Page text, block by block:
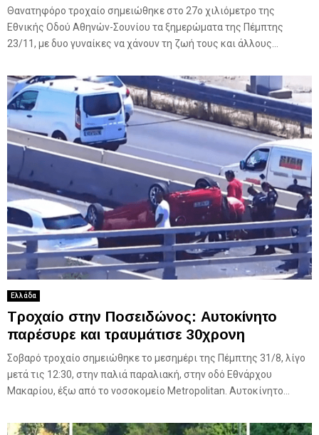
Θανατηφόρο τροχαίο σημειώθηκε στο 27ο χιλιόμετρο της
Εθνικής Οδού Αθηνών-Σουνίου τα ξημερώματα της Πέμπτης
23/11, με δυο γυναίκες να χάνουν τη ζωή τους και άλλους...
Ελλάδα
Τροχαίο στην Ποσειδώνος: Αυτοκίνητο
παρέσυρε και τραυμάτισε 30χρονη
Σοβαρό τροχαίο σημειώθηκε το μεσημέρι της Πέμπτης 31/8, λίγο
μετά τις 12:30, στην παλιά παραλιακή, στην οδό Εθνάρχου
Μακαρίου, έξω από το νοσοκομείο Metropolitan. Αυτοκίνητο...